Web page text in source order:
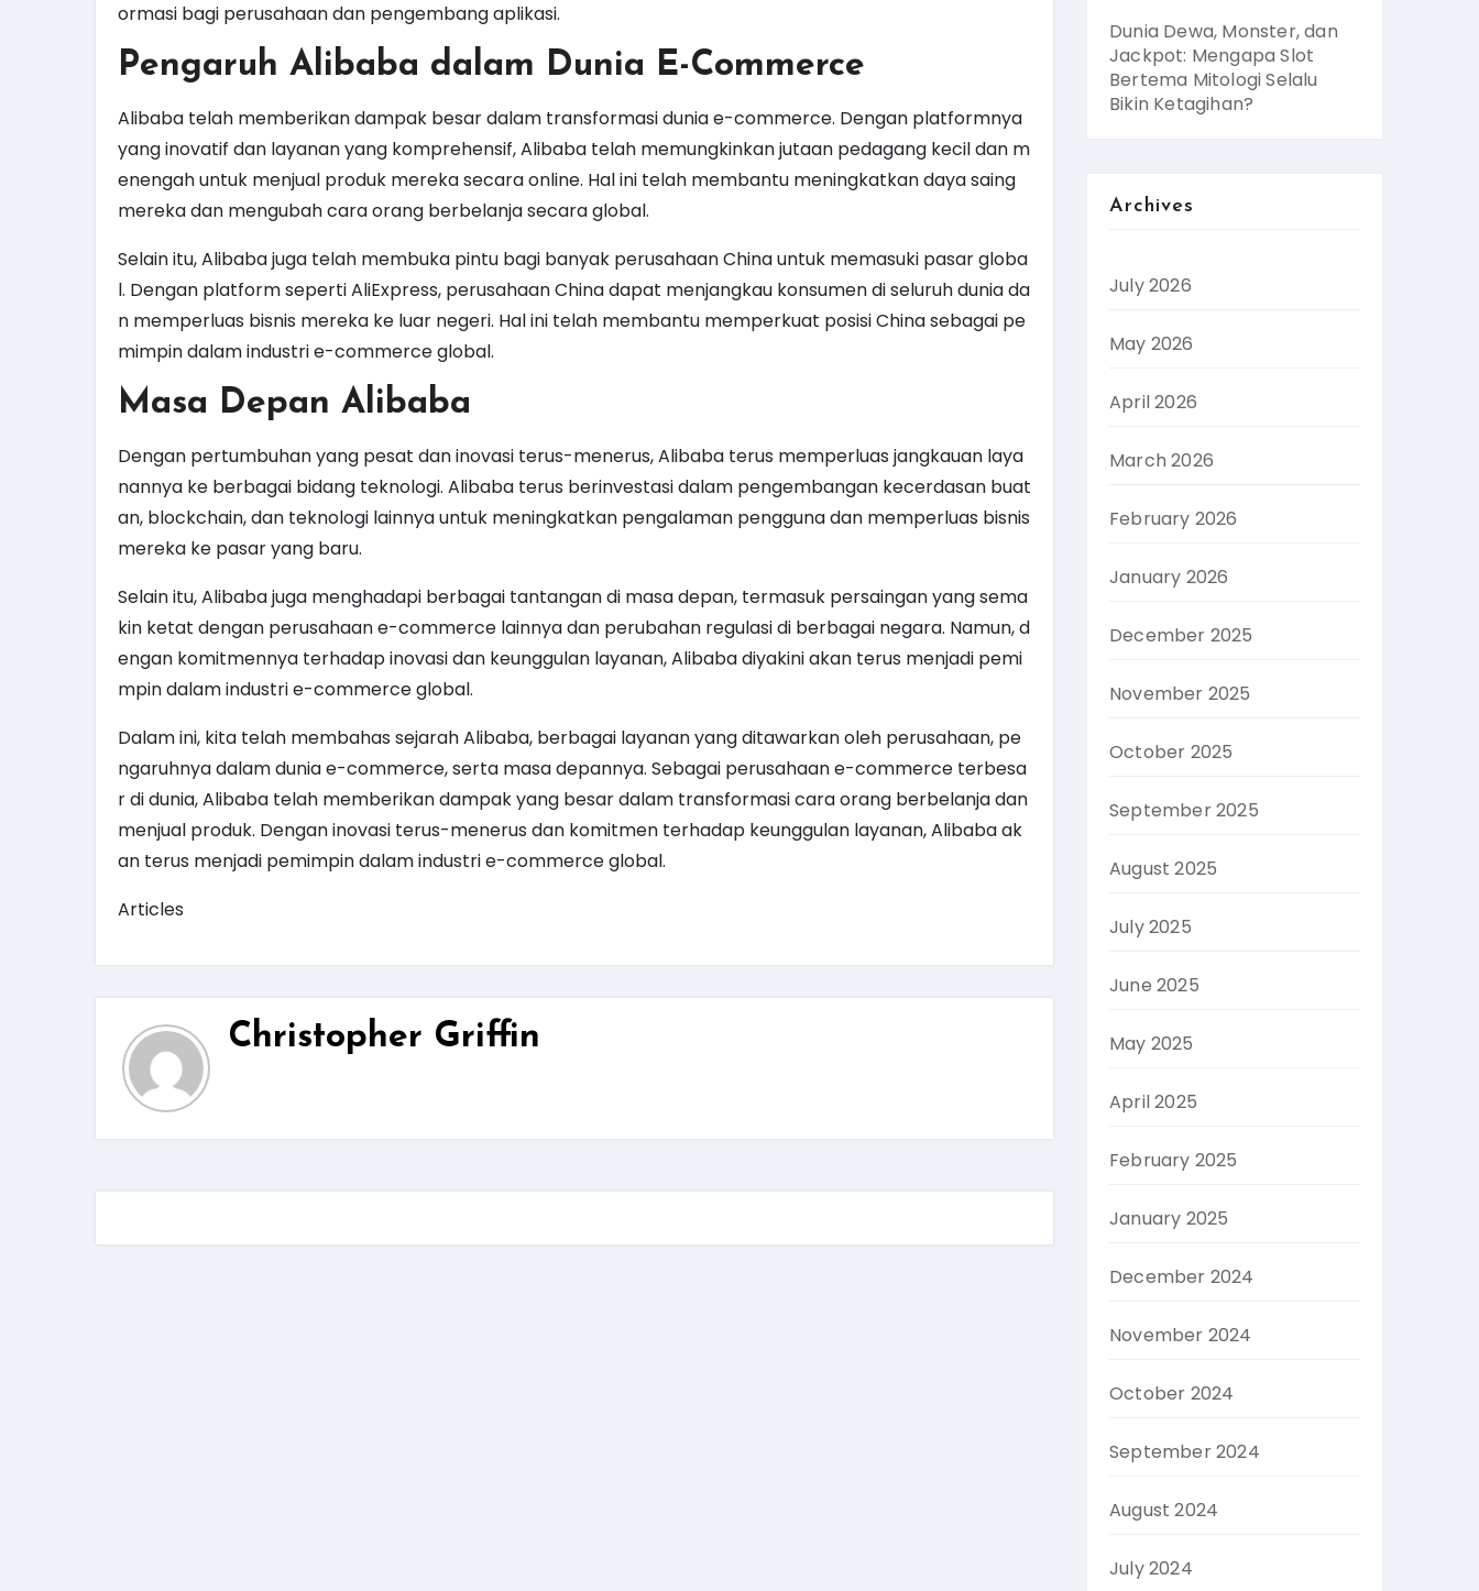
ormasi bagi perusahaan dan pengembang aplikasi.
Pengaruh Alibaba dalam Dunia E-Commerce
Alibaba telah memberikan dampak besar dalam transformasi dunia e-commerce. Dengan platformnya
yang inovatif dan layanan yang komprehensif, Alibaba telah memungkinkan jutaan pedagang kecil dan m
enengah untuk menjual produk mereka secara online. Hal ini telah membantu meningkatkan daya saing
mereka dan mengubah cara orang berbelanja secara global.
Selain itu, Alibaba juga telah membuka pintu bagi banyak perusahaan China untuk memasuki pasar globa
l. Dengan platform seperti AliExpress, perusahaan China dapat menjangkau konsumen di seluruh dunia da
n memperluas bisnis mereka ke luar negeri. Hal ini telah membantu memperkuat posisi China sebagai pe
mimpin dalam industri e-commerce global.
Masa Depan Alibaba
Dengan pertumbuhan yang pesat dan inovasi terus-menerus, Alibaba terus memperluas jangkauan laya
nannya ke berbagai bidang teknologi. Alibaba terus berinvestasi dalam pengembangan kecerdasan buat
an, blockchain, dan teknologi lainnya untuk meningkatkan pengalaman pengguna dan memperluas bisnis
mereka ke pasar yang baru.
Selain itu, Alibaba juga menghadapi berbagai tantangan di masa depan, termasuk persaingan yang sema
kin ketat dengan perusahaan e-commerce lainnya dan perubahan regulasi di berbagai negara. Namun, d
engan komitmennya terhadap inovasi dan keunggulan layanan, Alibaba diyakini akan terus menjadi pemi
mpin dalam industri e-commerce global.
Dalam ini, kita telah membahas sejarah Alibaba, berbagai layanan yang ditawarkan oleh perusahaan, pe
ngaruhnya dalam dunia e-commerce, serta masa depannya. Sebagai perusahaan e-commerce terbesa
r di dunia, Alibaba telah memberikan dampak yang besar dalam transformasi cara orang berbelanja dan
menjual produk. Dengan inovasi terus-menerus dan komitmen terhadap keunggulan layanan, Alibaba ak
an terus menjadi pemimpin dalam industri e-commerce global.
Articles
Christopher Griffin
Dunia Dewa, Monster, dan
Jackpot: Mengapa Slot
Bertema Mitologi Selalu
Bikin Ketagihan?
Archives
July 2026
May 2026
April 2026
March 2026
February 2026
January 2026
December 2025
November 2025
October 2025
September 2025
August 2025
July 2025
June 2025
May 2025
April 2025
February 2025
January 2025
December 2024
November 2024
October 2024
September 2024
August 2024
July 2024